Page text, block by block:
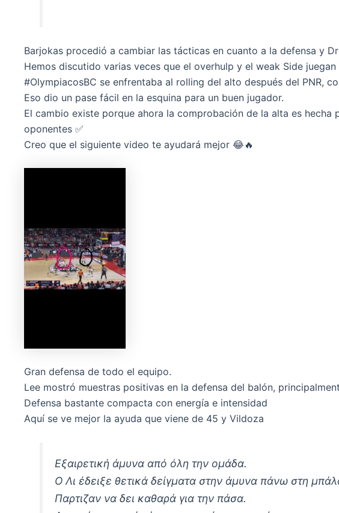
Barjokas procedió a cambiar las tácticas en cuanto a la defensa y
Hemos discutido varias veces que el overhulp y el weak Side
#OlympiacosBC se enfrentaba al rolling del alto después del PNR,
Eso dio un pase fácil en la esquina para un buen jugador.
El cambio existe porque ahora la comprobación de la alta es
oponentes ✅
Creo que el siguiente video te ayudará mejor 😂🔥
Gran defensa de todo el equipo.
Lee mostró muestras positivas en la defensa del balón,
Defensa bastante compacta con energía e intensidad
Aquí se ve mejor la ayuda que viene de 45 y Vildoza
Εξαιρετική άμυνα από όλη την ομάδα.
Ο Λι έδειξε θετικά δείγματα στην άμυνα πάνω στη
Παρτιζαν να δει καθαρά για την πάσα.